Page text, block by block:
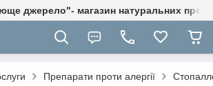
джерело"- магазин натуральних
Препарати проти алергії